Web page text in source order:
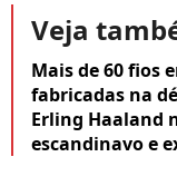
Veja
Mais de 60 fios
fabricadas na
Erling Haaland
escandinavo e